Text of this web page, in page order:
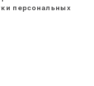
персональных